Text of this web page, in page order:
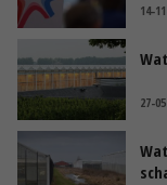
14-
27-